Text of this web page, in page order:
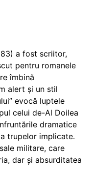
a fost scriitor,
pentru romanele
îmbină
alert și un stil
evocă luptele
celui de-Al Doilea
dramatice
trupelor implicate.
militare, care
dar și absurditatea